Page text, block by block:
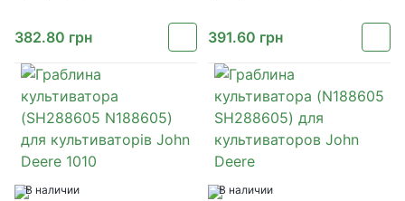
382.80 грн 391.60 грн
В наличии В наличии